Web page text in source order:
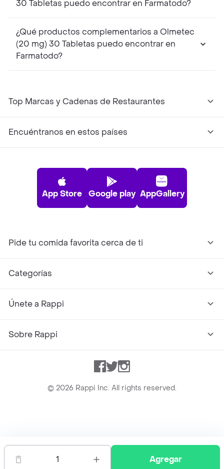
1 Agregar
30 Tabletas puedo encontrar en Farmatodo?
¿Qué productos complementarios a Olmetec
(20 mg) 30 Tabletas puedo encontrar en
Farmatodo?
Top Marcas y Cadenas de Restaurantes
Encuéntranos en estos países
App Store Google play AppGallery
Pide tu comida favorita cerca de ti
Categorías
Únete a Rappi
Sobre Rappi
Facebook
TwitterInstagram
© 2026 Rappi Inc. All rights reserved.